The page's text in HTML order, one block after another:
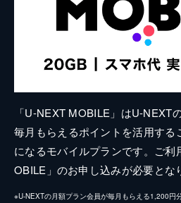
「U-NEXT MOBILE」はU-NEXT
毎月もらえるポイントを活用する
になるモバイルプランです。ご
OBILE」のお申し込みが必要とな
※U-NEXTの月額プラン会員が毎月もらえる1,200円